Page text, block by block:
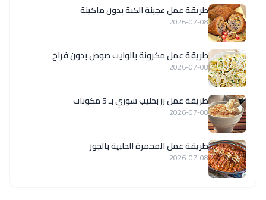
طريقة عمل عجينة الكبة بدون ماكينة
2026-07-08
طريقة عمل مكرونة بالوايت صوص بدون فراخ
2026-07-08
طريقة عمل رز بحليب سوري بـ 5 مكونات
2026-07-08
طريقة عمل المحمرة الحلبية بالجوز
2026-07-08